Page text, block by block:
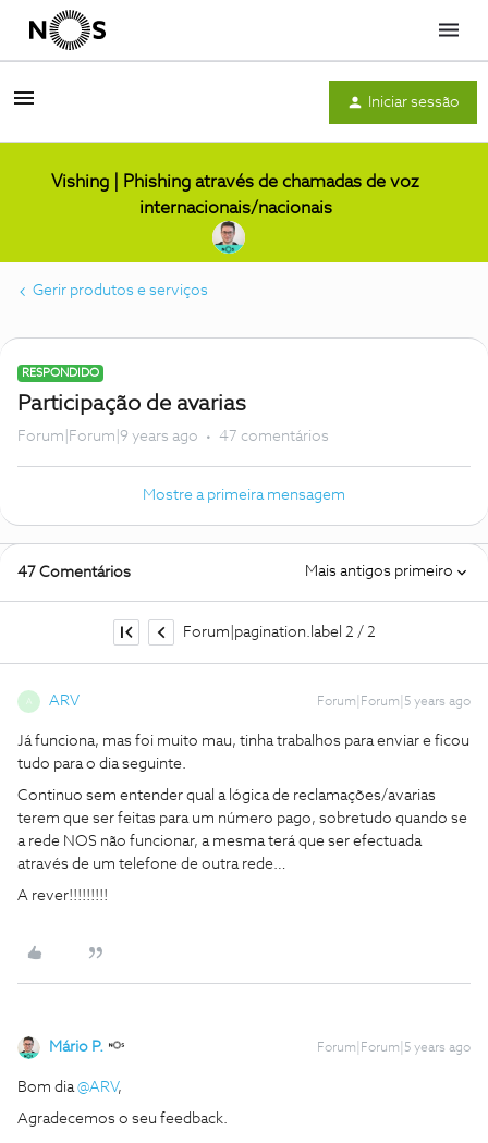
Menu
Iniciar sessão
Vishing | Phishing através de chamadas de voz
internacionais/nacionais
Gerir produtos e serviços
RESPONDIDO
Participação de avarias
Forum|Forum|9 years ago 47 comentários
Mostre a primeira mensagem
47 Comentários Mais antigos primeiro
Forum|pagination.label 2 / 2
A ARV Forum|Forum|5 years ago
Já funciona, mas foi muito mau, tinha trabalhos para enviar e ficou
tudo para o dia seguinte.
Continuo sem entender qual a lógica de reclamações/avarias
terem que ser feitas para um número pago, sobretudo quando se
a rede NOS não funcionar, a mesma terá que ser efectuada
através de um telefone de outra rede…
A rever!!!!!!!!!
Mário P. Forum|Forum|5 years ago
Bom dia@ARV,
Agradecemos o seu feedback.